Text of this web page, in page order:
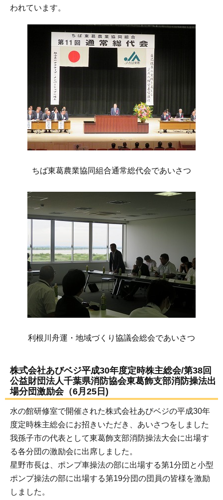
われています。
ちば東葛農業協同組合通常総代会であいさつ
利根川舟運・地域づくり協議会総会であいさつ
株式会社あびベジ平成30年度定時株主総会/第38回
公益財団法人千葉県消防協会東葛飾支部消防操法出
場分団激励会（6月25日)
水の館研修室で開催された株式会社あびベジの平成30年
度定時株主総会にお招きいただき、あいさつをしました
我孫子市の代表として東葛飾支部消防操法大会に出場す
る各分団の激励会に出席しました。
星野市長は、ポンプ車操法の部に出場する第1分団と小型
ポンプ操法の部に出場する第19分団の団員の皆様を激励
しました。